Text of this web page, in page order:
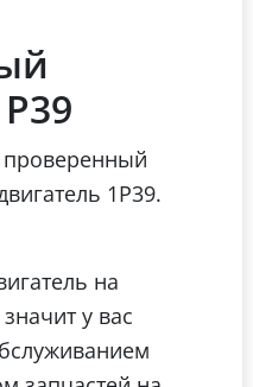
1Р39.
на
у вас